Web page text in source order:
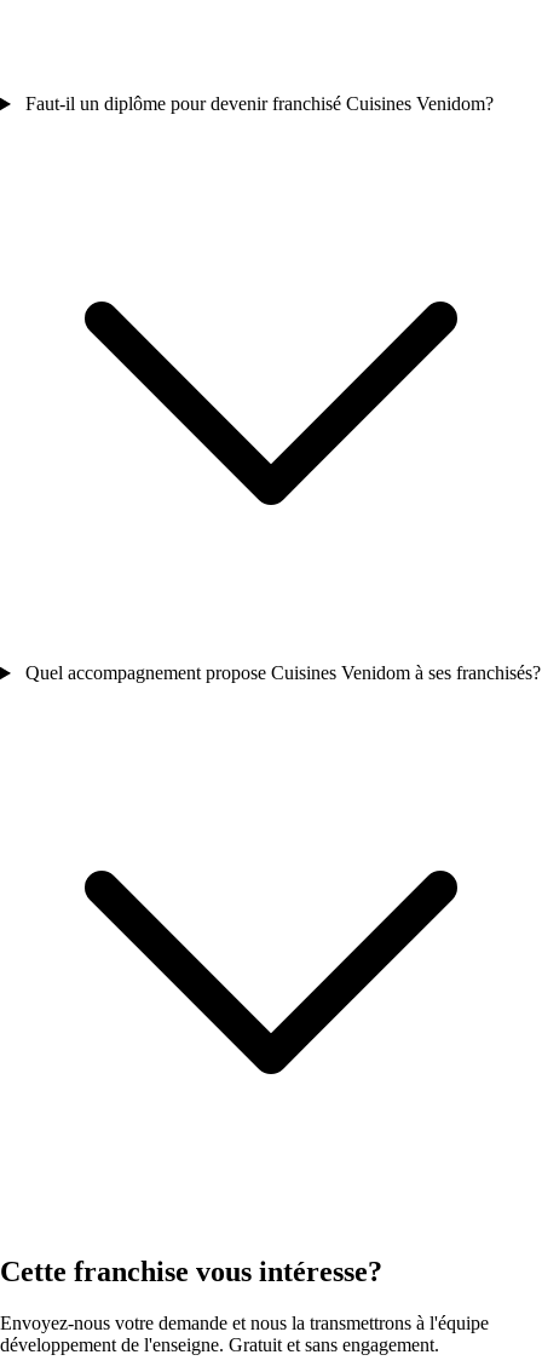
Faut-il un diplôme pour devenir franchisé Cuisines Venidom?
Quel accompagnement propose Cuisines Venidom à ses franchisés?
Cette franchise vous intéresse?
Envoyez-nous votre demande et nous la transmettrons à l'équipe
développement de l'enseigne. Gratuit et sans engagement.